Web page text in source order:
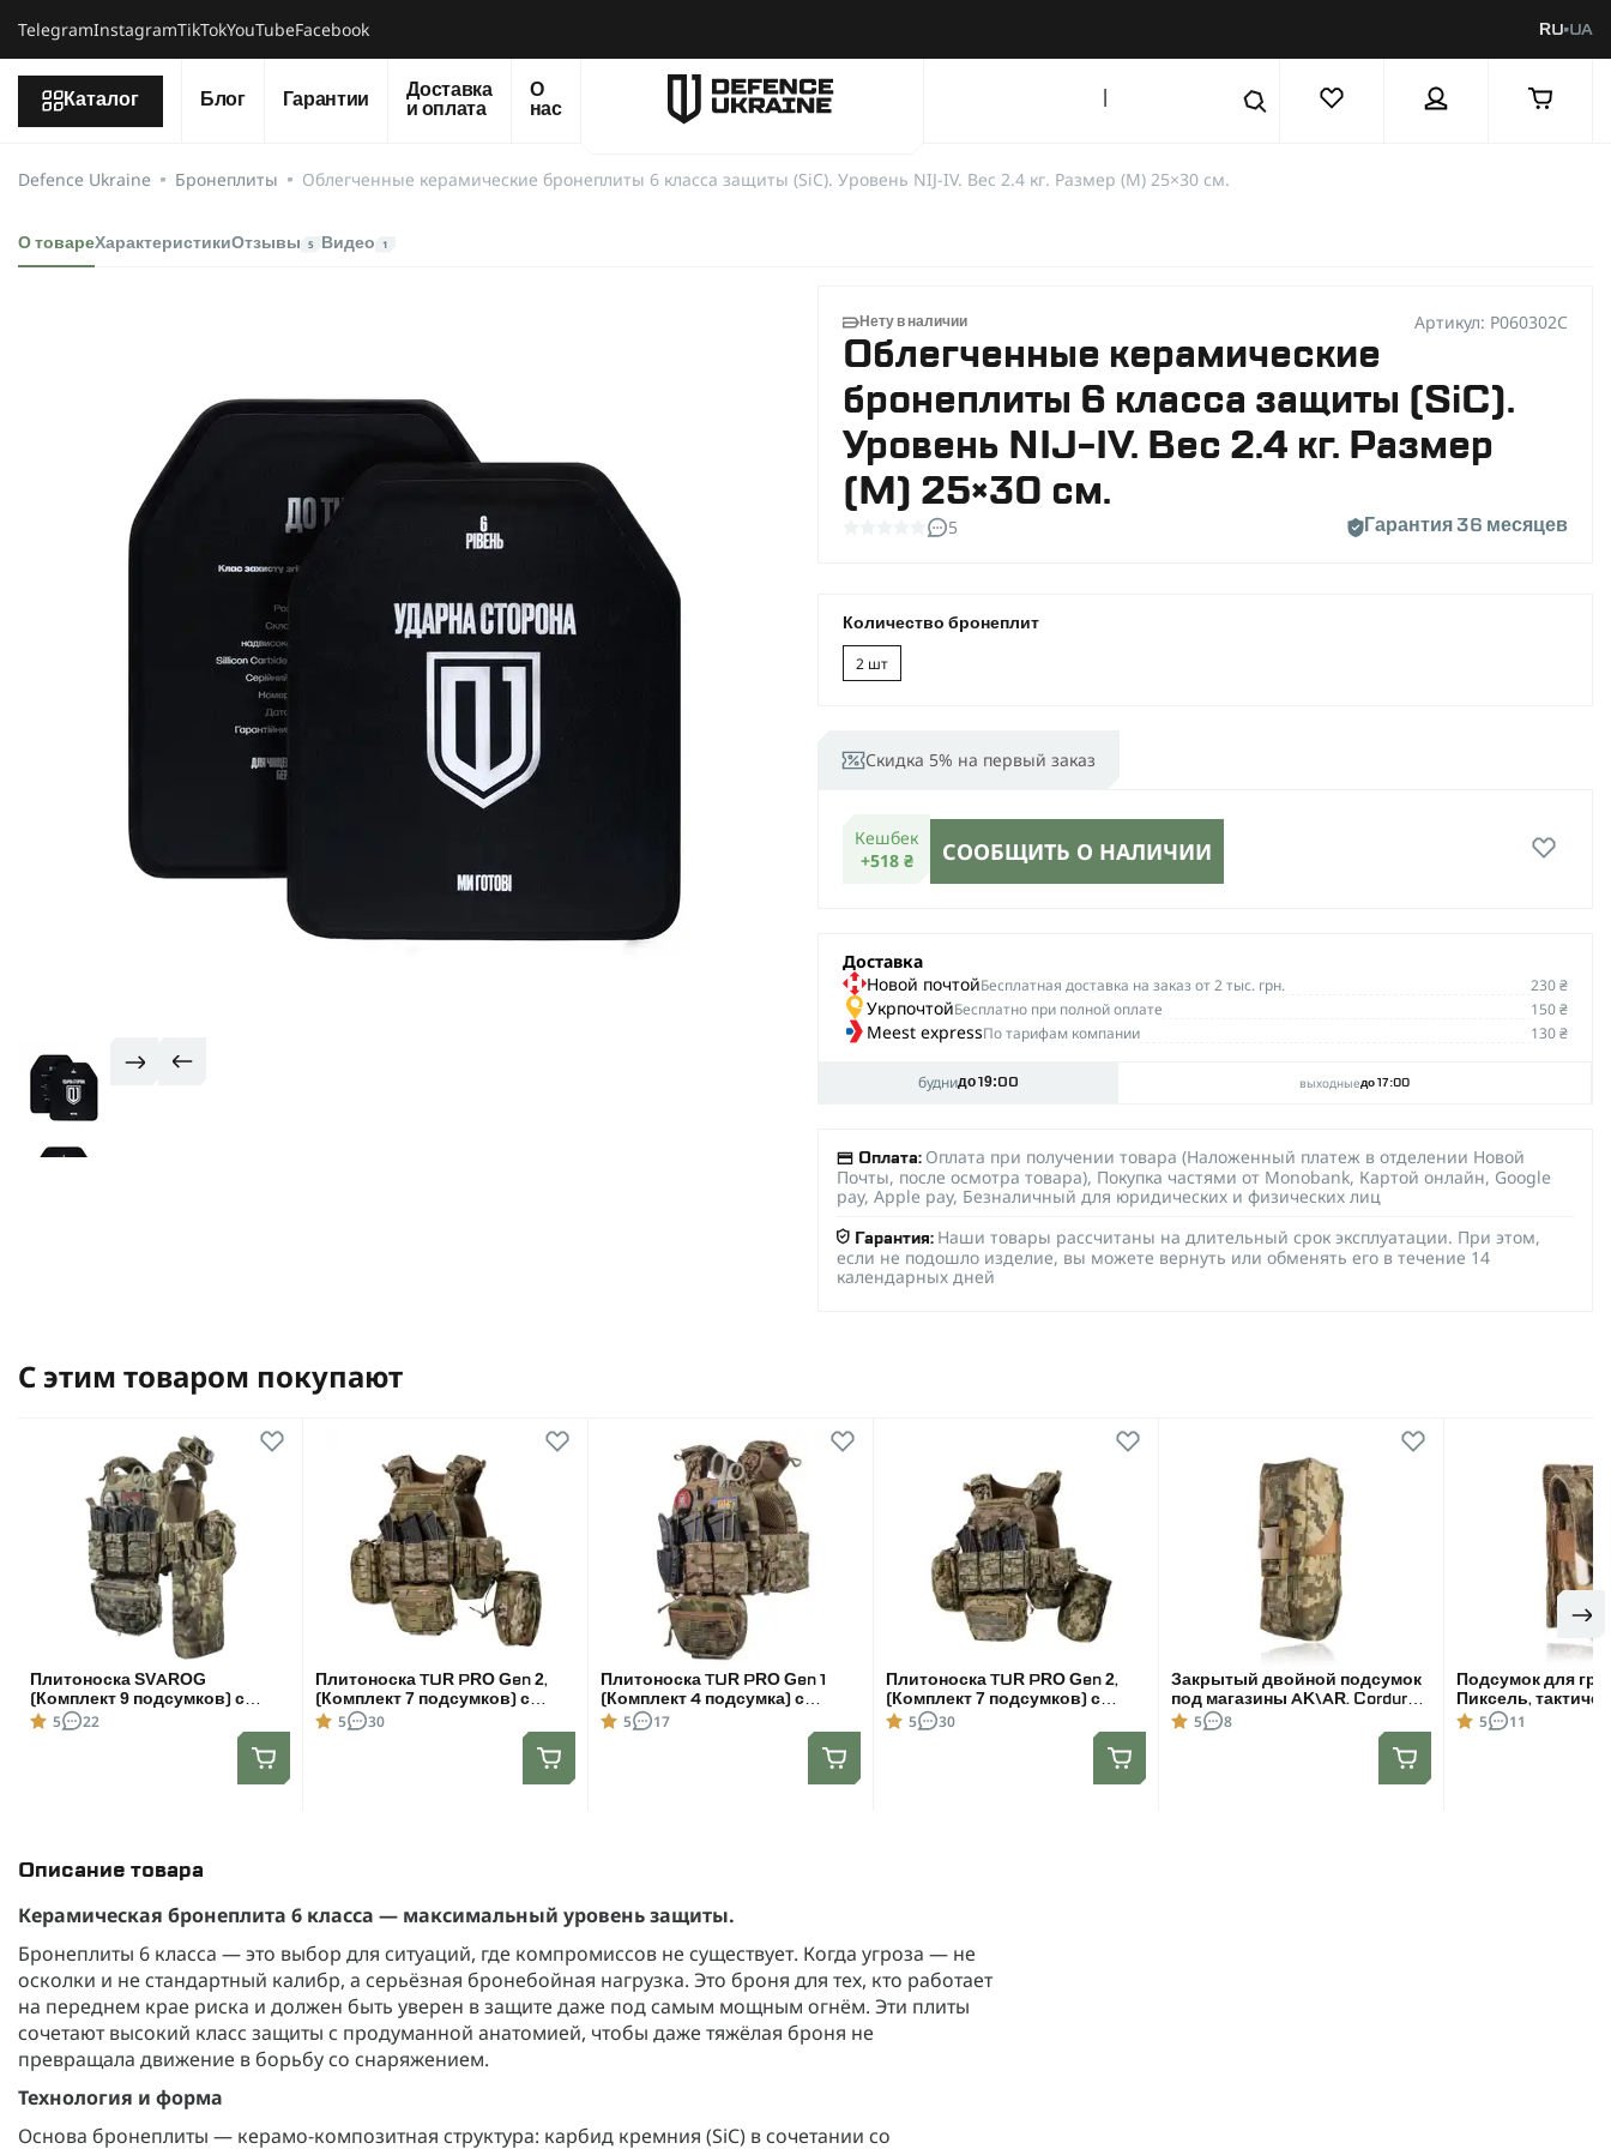
TelegramInstagramTikTokYouTubeFacebook RU UA
Каталог Блог Гарантии
Доставка
и оплата
О
нас
Defence Ukraine Бронеплиты Облегченные керамические бронеплиты 6 класса защиты (SiC). Уровень NIJ-IV. Вес 2.4 кг. Размер (М) 25×30 см.
О товареХарактеристикиОтзывы 5 Видео 1
Нету в наличии Артикул: P060302C
Облегченные керамические
бронеплиты 6 класса защиты (SiC).
Уровень NIJ-IV. Вес 2.4 кг. Размер
(М) 25×30 см.
5 Гарантия 36 месяцев
Количество бронеплит
2 шт
Скидка 5% на первый заказ
Кешбек
+518 ₴
СООБЩИТЬ О НАЛИЧИИ
Доставка
Новой почтойБеcплатная доставка на заказ от 2 тыс. грн. 230 ₴
УкрпочтойБесплатно при полной оплате 150 ₴
Meest expressПо тарифам компании 130 ₴
буднидо 19:00 выходныедо 17:00
Оплата: Оплата при получении товара (Наложенный платеж в отделении Новой
Почты, после осмотра товара), Покупка частями от Monobank, Картой онлайн, Google
pay, Apple pay, Безналичный для юридических и физических лиц
Гарантия: Наши товары рассчитаны на длительный срок эксплуатации. При этом,
если не подошло изделие, вы можете вернуть или обменять его в течение 14
календарных дней
Описание товара
Керамическая бронеплита 6 класса — максимальный уровень защиты.
Бронеплиты 6 класса — это выбор для ситуаций, где компромиссов не существует. Когда угроза — не
осколки и не стандартный калибр, а серьёзная бронебойная нагрузка. Это броня для тех, кто работает
на переднем крае риска и должен быть уверен в защите даже под самым мощным огнём. Эти плиты
сочетают высокий класс защиты с продуманной анатомией, чтобы даже тяжёлая броня не
превращала движение в борьбу со снаряжением.
Технология и форма
Основа бронеплиты — керамо-композитная структура: карбид кремния (SiC) в сочетании со
С этим товаром покупают
Плитоноска SVAROG
(Комплект 9 подсумков) с
системой быстрого сброса.
5 22
Плитоноска TUR PRO Gen 2,
(Комплект 7 подсумков) с
системой быстрого сброса,
для бронеплит 25х30 см. Цвет
5 30
Плитоноска TUR PRO Gen 1
(Комплект 4 подсумка) с
боковыми карманами,
системой быстрого сброса.
Molle. Цвет Мультикам. Размер
5 17
Плитоноска TUR PRO Gen 2,
(Комплект 7 подсумков) с
системой быстрого сброса,
для бронеплит 25х30 см. Цвет
5 30
Закрытый двойной подсумок
под магазины AK\AR. Cordura
1000D. Molle. Пиксель
5 8
Подсумок для
Пиксель,
подсумок
5 11